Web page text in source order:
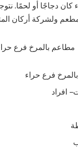
كان دجاجًا أو لحمًا.
ولشركة أركان
فرع حراء
– افراد